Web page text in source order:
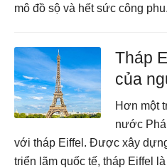
mô đồ sộ và hết sức công phu.
Tháp
của
Hơn một
nước
với tháp Eiffel. Được xây
triển lãm quốc tế, tháp Eiffel